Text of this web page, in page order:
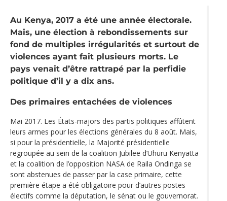
Au Kenya, 2017 a été une année électorale.
Mais, une élection à rebondissements sur
fond de multiples irrégularités et surtout de
violences ayant fait plusieurs morts. Le
pays venait d’être rattrapé par la perfidie
politique d’il y a dix ans.
Des primaires entachées de violences
Mai 2017. Les États-majors des partis politiques affûtent
leurs armes pour les élections générales du 8 août. Mais,
si pour la présidentielle, la Majorité présidentielle
regroupée au sein de la coalition Jubilee d’Uhuru Kenyatta
et la coalition de l’opposition NASA de Raila Ondinga se
sont abstenues de passer par la case primaire, cette
première étape a été obligatoire pour d’autres postes
électifs comme la députation, le sénat ou le gouvernorat.